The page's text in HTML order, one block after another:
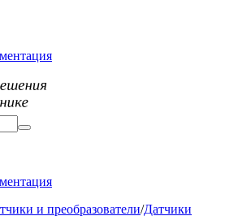
и преобразователи/Датчики